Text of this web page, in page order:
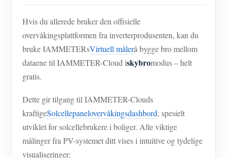
Hvis du allerede bruker den offisielle
overvåkingsplattformen fra inverterprodusenten, kan du
bruke IAMMETERsVirtuell målerå bygge bro mellom
dataene til IAMMETER-Cloud iskybromodus – helt
gratis.
Dette gir tilgang til IAMMETER-Clouds
kraftigeSolcellepanelovervåkingsdashbord, spesielt
utviklet for solcellebrukere i boliger. Alle viktige
målinger fra PV-systemet ditt vises i intuitive og tydelige
visualiseringer: